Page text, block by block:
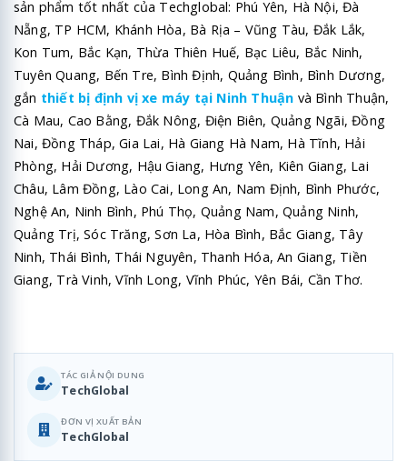
sản phẩm tốt nhất của Techglobal: Phú Yên, Hà Nội, Đà
Nẵng, TP HCM, Khánh Hòa, Bà Rịa – Vũng Tàu, Đắk Lắk,
Kon Tum, Bắc Kạn, Thừa Thiên Huế, Bạc Liêu, Bắc Ninh,
Tuyên Quang, Bến Tre, Bình Định, Quảng Bình, Bình Dương,
gắn thiết bị định vị xe máy tại Ninh Thuận và Bình Thuận,
Cà Mau, Cao Bằng, Đắk Nông, Điện Biên, Quảng Ngãi, Đồng
Nai, Đồng Tháp, Gia Lai, Hà Giang Hà Nam, Hà Tĩnh, Hải
Phòng, Hải Dương, Hậu Giang, Hưng Yên, Kiên Giang, Lai
Châu, Lâm Đồng, Lào Cai, Long An, Nam Định, Bình Phước,
Nghệ An, Ninh Bình, Phú Thọ, Quảng Nam, Quảng Ninh,
Quảng Trị, Sóc Trăng, Sơn La, Hòa Bình, Bắc Giang, Tây
Ninh, Thái Bình, Thái Nguyên, Thanh Hóa, An Giang, Tiền
Giang, Trà Vinh, Vĩnh Long, Vĩnh Phúc, Yên Bái, Cần Thơ.
TÁC GIẢ NỘI DUNG
TechGlobal
ĐƠN VỊ XUẤT BẢN
TechGlobal